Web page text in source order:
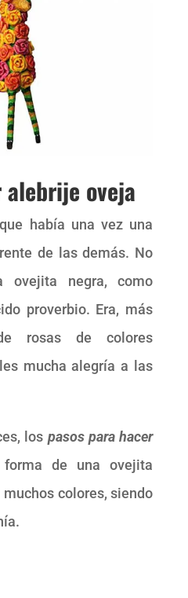
alebrije oveja
había una vez una
de las demás. No
ovejita negra, como
proverbio. Era, más
rosas de colores
mucha alegría a las
los pasos para hacer
de una ovejita
colores, siendo